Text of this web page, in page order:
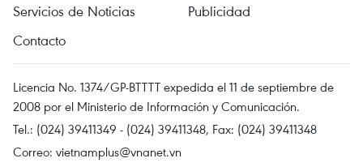
Servicios de Noticias
Publicidad
Contacto
Licencia No. 1374/GP-BTTTT expedida el 11 de septiembre de
2008 por el Ministerio de Información y Comunicación.
Tel.: (024) 39411349 - (024) 39411348, Fax: (024) 39411348
Correo: vietnamplus@vnanet.vn